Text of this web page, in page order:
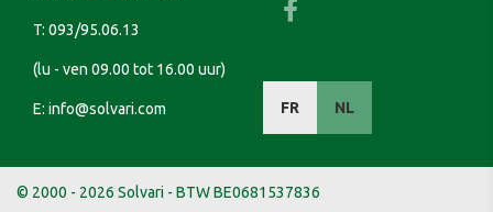
T: 093/95.06.13
(lu - ven 09.00 tot 16.00 uur)
E: info@solvari.com FR NL
© 2000 - 2026 Solvari - BTW BE0681537836